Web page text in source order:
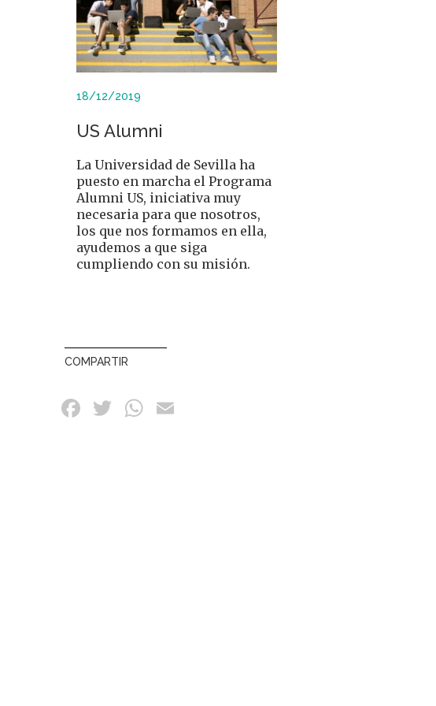
18/12/2019
US Alumni
La Universidad de Sevilla ha
puesto en marcha el Programa
Alumni US, iniciativa muy
necesaria para que nosotros,
los que nos formamos en ella,
ayudemos a que siga
cumpliendo con su misión.
COMPARTIR